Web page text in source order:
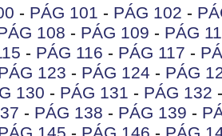
- PÁG 101 - PÁG 102 -
108 - PÁG 109 - PÁG
- PÁG 116 - PÁG 117 -
123 - PÁG 124 - PÁG
130 - PÁG 131 - PÁG 132
- PÁG 138 - PÁG 139 -